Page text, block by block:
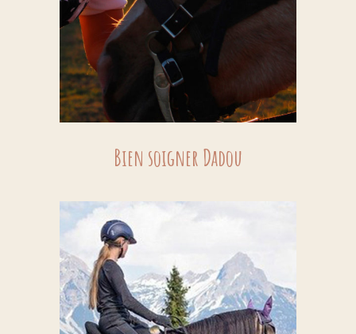
Bien soigner Dadou